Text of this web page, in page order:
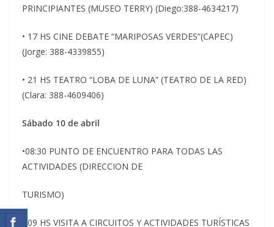
PRINCIPIANTES (MUSEO TERRY) (Diego:388-4634217)
• 17 HS CINE DEBATE “MARIPOSAS VERDES“(CAPEC)
(Jorge: 388-4339855)
• 21 HS TEATRO “LOBA DE LUNA” (TEATRO DE LA RED)
(Clara: 388-4609406)
Sábado 10 de abril
•08:30 PUNTO DE ENCUENTRO PARA TODAS LAS
ACTIVIDADES (DIRECCION DE
TURISMO)
• 09 HS VISITA A CIRCUITOS Y ACTIVIDADES TURÍSTICAS